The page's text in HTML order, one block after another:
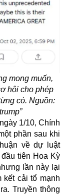
mong muốn,
hội cho phép
có. Nguồn:
1/10, Chính
phần sau khi
về dự luật
tiên Hoa Kỳ
lần này lại
kết cải tổ mạnh
Truyền thông